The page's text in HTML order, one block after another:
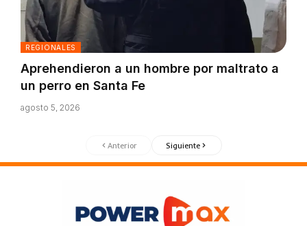
REGIONALES
Aprehendieron a un hombre por maltrato a
un perro en Santa Fe
agosto 5, 2026
Anterior Siguiente